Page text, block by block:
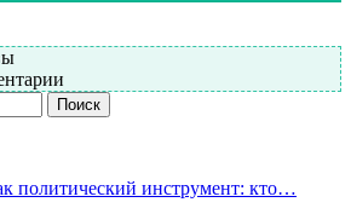
политический инструмент: кто…